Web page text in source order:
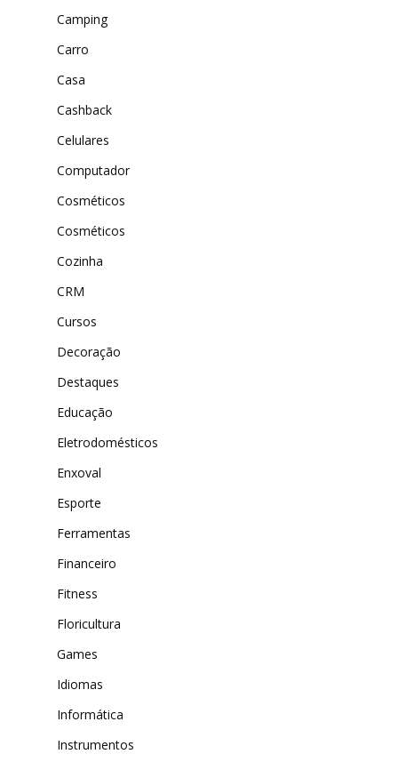
Camping
Carro
Casa
Cashback
Celulares
Computador
Cosméticos
Cosméticos
Cozinha
CRM
Cursos
Decoração
Destaques
Educação
Eletrodomésticos
Enxoval
Esporte
Ferramentas
Financeiro
Fitness
Floricultura
Games
Idiomas
Informática
Instrumentos